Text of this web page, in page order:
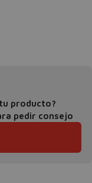
producto?
pedir consejo